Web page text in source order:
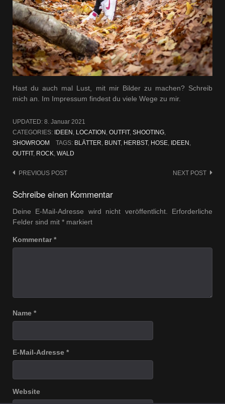
Hast du auch mal Lust, mit mir Bilder zu machen? Schreib
mich an. Im Impressum findest du viele Wege zu mir.
UPDATED: 8. Januar 2021
CATEGORIES: IDEEN , LOCATION , OUTFIT, SHOOTING,
SHOWROOM
TAGS: BLÄTTER, BUNT, HERBST, HOSE, IDEEN ,
OUTFIT, ROCK, WALD
Post
navigation
PREVIOUS POST NEXT POST
Schreibe einen Kommentar
Deine E-Mail-Adresse wird nicht veröffentlicht.
Erforderliche
Felder sind mit * markiert
Kommentar*
Name *
E-Mail-Adresse *
Website